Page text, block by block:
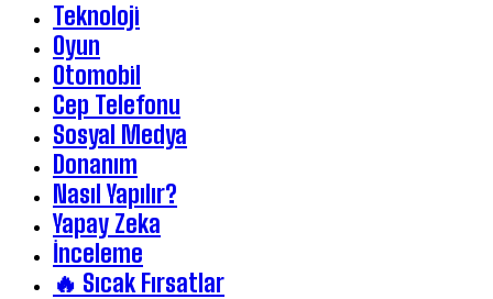
Teknoloji
Oyun
Otomobil
Cep Telefonu
Sosyal Medya
Donanım
Nasıl Yapılır?
Yapay Zeka
İnceleme
🔥 Sıcak Fırsatlar